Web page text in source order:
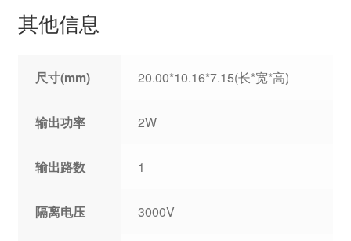
其他信息
尺寸(mm) 20.00*10.16*7.15(长*宽*高)
输出功率 2W
输出路数 1
隔离电压 3000V